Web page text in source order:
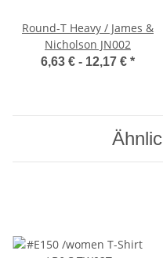
Round-T Heavy / James &
Nicholson JN002
6,63 € - 12,17 € *